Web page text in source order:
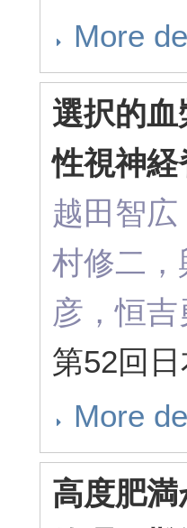
More
選択的
性視神
越田智
村修二
彦，恒吉
第52回
More
高度肥